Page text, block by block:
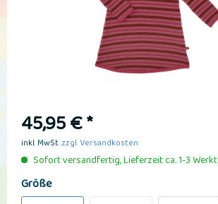
45,95 € *
inkl. MwSt.zzgl. Versandkosten
Sofort versandfertig, Lieferzeit ca. 1-3
Größe